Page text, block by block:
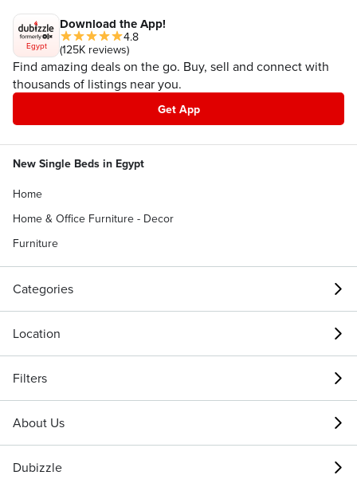
Egypt
Download the App!
4.8
(125K reviews)
Find amazing deals on the go. Buy, sell and connect with
thousands of listings near you.
Get App
New Single Beds in Egypt
Home
Home & Office Furniture - Decor
Furniture
Categories
Location
Filters
About Us
Dubizzle